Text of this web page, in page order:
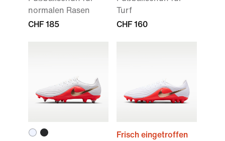
normalen Rasen
CHF 185
Turf
CHF 160
Frisch eingetroffen